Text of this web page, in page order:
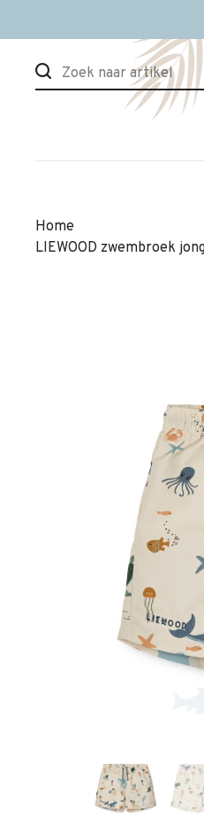
Home
LIEWOOD zwembroek